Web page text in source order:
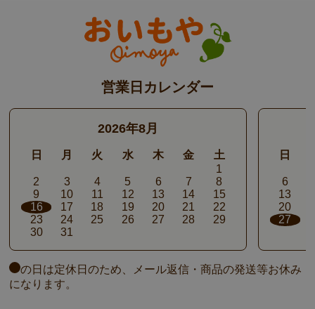
営業日カレンダー
2026年8月
日 月 火 水 木 金
土
1
2
3 4 5 6 7
8
9
10 11 12 13 14
15
16
17 18 19 20 21
22
23
24 25 26 27 28
29
30
31
日
6
13
20
27
の日は定休日のため、メール返信・商品の発送等お休み
になります。